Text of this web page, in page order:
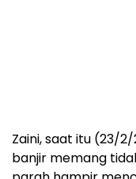
Zaini, saat itu (23/
banjir memang